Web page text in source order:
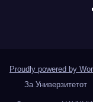
Proudly powered by
За Универзитетот